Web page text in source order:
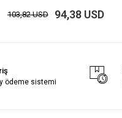
103,82 USD 94,38 USD
ödeme sistemi